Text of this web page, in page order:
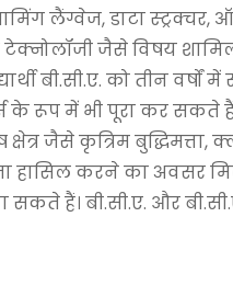
लैंग्वेज, डाटा
जैसे विषय शामिल
बी.सी.ए. को तीन वर्षों
के रूप में भी पूरा कर सकते
क्षेत्र जैसे कृत्रिम
हासिल करने का अवसर
सकते हैं। बी.सी.ए. और